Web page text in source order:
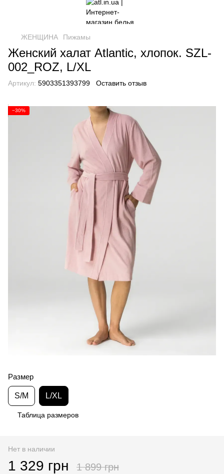
ЖЕНЩИНА Пижамы
Женский халат Atlantic, хлопок. SZL-
002_ROZ, L/XL
Артикул: 5903351393799 Оставить отзыв
−30%
Размер
S/M L/XL
Таблица размеров
Нет в наличии
1 329 грн 1 899 грн